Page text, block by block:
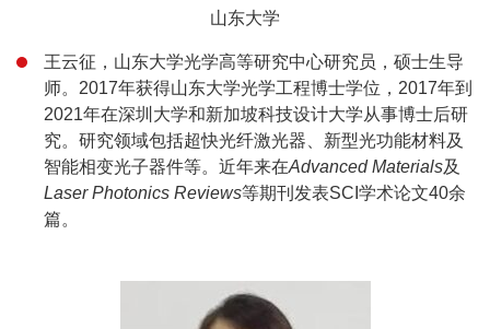
山东大学
王云征，山东大学光学高等研究中心研究员，硕士生导
师。2017年获得山东大学光学工程博士学位，2017年到
2021年在深圳大学和新加坡科技设计大学从事博士后研
究。研究领域包括超快光纤激光器、新型光功能材料及
智能相变光子器件等。近年来在Advanced Materials及
Laser Photonics Reviews等期刊发表SCI学术论文40余
篇。